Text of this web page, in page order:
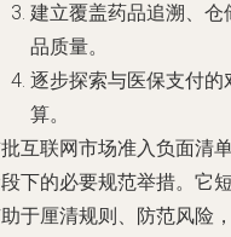
建立覆盖药品追溯、
品质量。
逐步探索与医保支付
算。
互联网市场准入负面清
下的必要规范举措。它
于厘清规则、防范风险